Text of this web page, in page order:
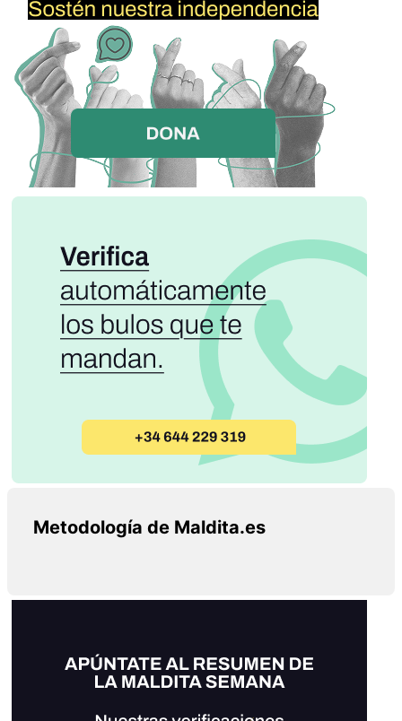
Metodología de Maldita.es